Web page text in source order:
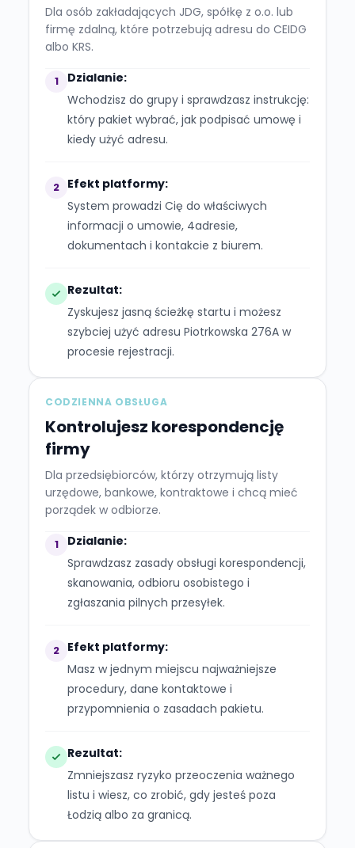
Dla osób zakładających JDG, spółkę z o.o. lub
firmę zdalną, które potrzebują adresu do CEIDG
albo KRS.
1
Dzialanie:
Wchodzisz do grupy i sprawdzasz instrukcję:
który pakiet wybrać, jak podpisać umowę i
kiedy użyć adresu.
2 Efekt platformy:
System prowadzi Cię do właściwych
informacji o umowie, 4adresie,
dokumentach i kontakcie z biurem.
Rezultat:
Zyskujesz jasną ścieżkę startu i możesz
szybciej użyć adresu Piotrkowska 276A w
procesie rejestracji.
CODZIENNA OBSŁUGA
Kontrolujesz korespondencję
firmy
Dla przedsiębiorców, którzy otrzymują listy
urzędowe, bankowe, kontraktowe i chcą mieć
porządek w odbiorze.
1
Dzialanie:
Sprawdzasz zasady obsługi korespondencji,
skanowania, odbioru osobistego i
zgłaszania pilnych przesyłek.
2 Efekt platformy:
Masz w jednym miejscu najważniejsze
procedury, dane kontaktowe i
przypomnienia o zasadach pakietu.
Rezultat:
Zmniejszasz ryzyko przeoczenia ważnego
listu i wiesz, co zrobić, gdy jesteś poza
Łodzią albo za granicą.